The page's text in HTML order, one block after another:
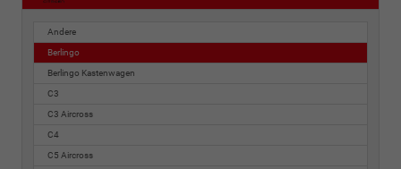
Andere
Berlingo
Berlingo Kastenwagen
C3
C3 Aircross
C4
C5 Aircross